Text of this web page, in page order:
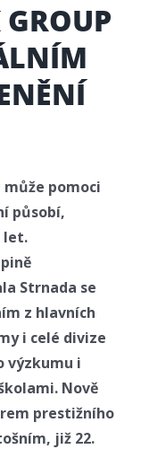
pomoci
působí,
let.
Strnada se
z hlavních
i celé divize
výzkumu i
Nově
prestižního
již 22.